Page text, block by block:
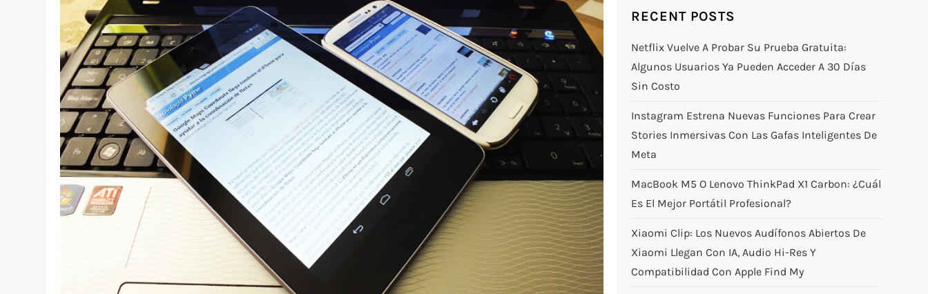
RECENT POSTS
Netflix Vuelve A Probar Su Prueba Gratuita:
Algunos Usuarios Ya Pueden Acceder A 30 Días
Sin Costo
Instagram Estrena Nuevas Funciones Para Crear
Stories Inmersivas Con Las Gafas Inteligentes De
Meta
MacBook M5 O Lenovo ThinkPad X1 Carbon: ¿Cuál
Es El Mejor Portátil Profesional?
Xiaomi Clip: Los Nuevos Audífonos Abiertos De
Xiaomi Llegan Con IA, Audio Hi-Res Y
Compatibilidad Con Apple Find My